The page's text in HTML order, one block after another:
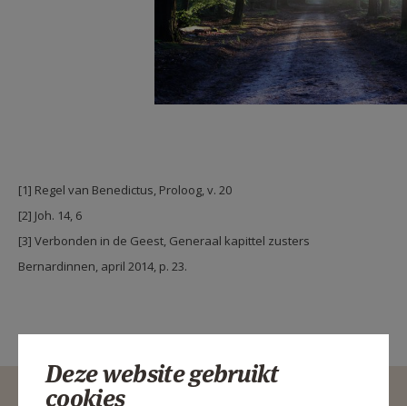
[1] Regel van Benedictus, Proloog, v. 20
[2] Joh. 14, 6
[3] Verbonden in de Geest, Generaal kapittel zusters
Bernardinnen, april 2014, p. 23.
Deze website gebruikt
cookies